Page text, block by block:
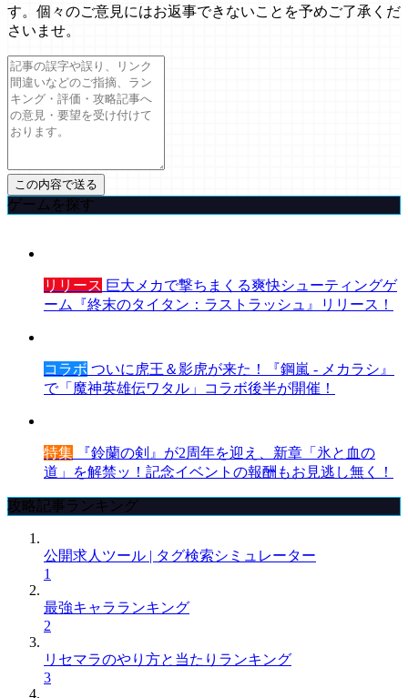
す。個々のご意見にはお返事できないことを予めご了承くだ
さいませ。
ゲームを探す
リリース 巨大メカで撃ちまくる爽快シューティングゲ
ーム『終末のタイタン：ラストラッシュ』リリース！
コラボ ついに虎王＆影虎が来た！『鋼嵐 - メカラシ』
で「魔神英雄伝ワタル」コラボ後半が開催！
特集 『鈴蘭の剣』が2周年を迎え、新章「氷と血の
道」を解禁ッ！記念イベントの報酬もお見逃し無く！
攻略記事ランキング
公開求人ツール | タグ検索シミュレーター
1
最強キャラランキング
2
リセマラのやり方と当たりランキング
3